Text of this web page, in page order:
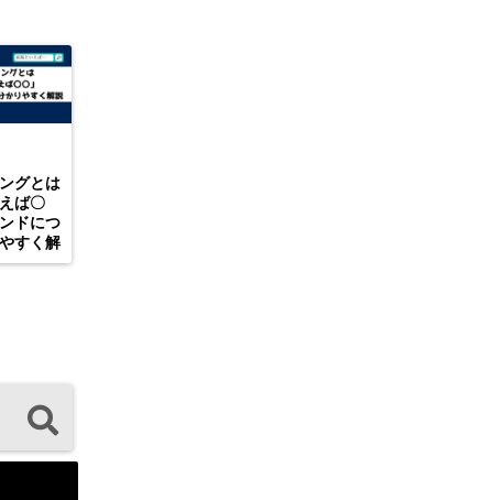
グとは
ば〇
ドにつ
すく解